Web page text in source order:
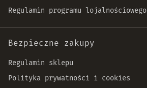
Regulamin programu lojalnościowego
Bezpieczne zakupy
Regulamin sklepu
Polityka prywatności i cookies